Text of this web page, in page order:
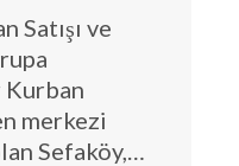
Satışı ve
Kurban
merkezi
Sefaköy,…